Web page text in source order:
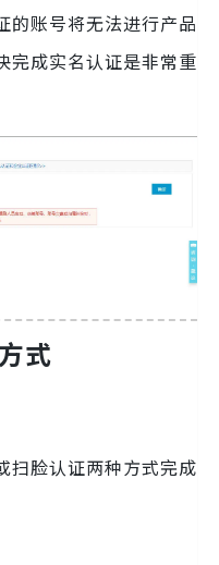
的账号将无法进行产品
完成实名认证是非常重
式
扫脸认证两种方式完成